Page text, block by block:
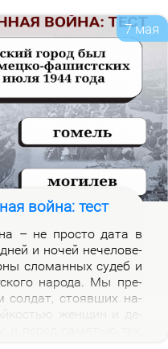
7 мая
война: тест
– не про­сто да­та в
и но­чей нече­ло­ве­
сло­ман­ных су­деб и
на­ро­да. Мы пре­
сол­дат, сто­яв­ших на­